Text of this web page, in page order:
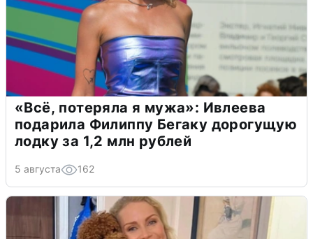
«Всё, потеряла я мужа»: Ивлеева
подарила Филиппу Бегаку дорогущую
лодку за 1,2 млн рублей
5 августа 162